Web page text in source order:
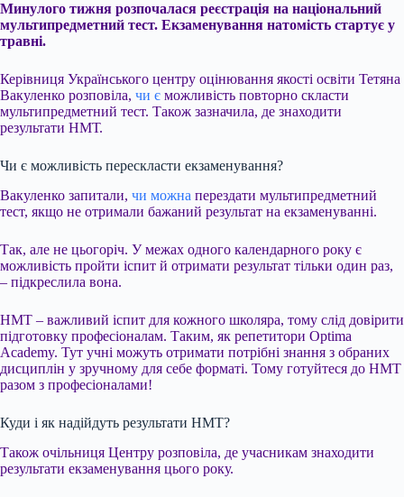
Минулого тижня розпочалася реєстрація на національний
мультипредметний тест. Екзаменування натомість стартує у
травні.
Керівниця Українського центру оцінювання якості освіти Тетяна
Вакуленко розповіла, чи є можливість повторно скласти
мультипредметний тест. Також зазначила, де знаходити
результати НМТ.
Чи є можливість перескласти екзаменування?
Вакуленко запитали, чи можна перездати мультипредметний
тест, якщо не отримали бажаний результат на екзаменуванні.
Так, але не цьогоріч. У межах одного календарного року є
можливість пройти іспит й отримати результат тільки один раз,
– підкреслила вона.
НМТ – важливий іспит для кожного школяра, тому слід довірити
підготовку професіоналам. Таким, як репетитори Optima
Academy. Тут учні можуть отримати потрібні знання з обраних
дисциплін у зручному для себе форматі. Тому готуйтеся до НМТ
разом з професіоналами!
Куди і як надійдуть результати НМТ?
Також очільниця Центру розповіла, де учасникам знаходити
результати екзаменування цього року.